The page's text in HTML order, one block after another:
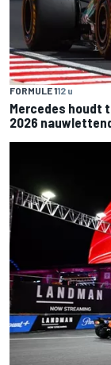
FORMULE 112 u
Mercedes houdt
2026